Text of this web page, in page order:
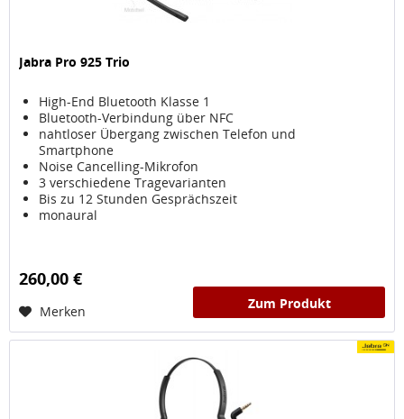
Jabra Pro 925 Trio
High-End Bluetooth Klasse 1
Bluetooth-Verbindung über NFC
nahtloser Übergang zwischen Telefon und
Smartphone
Noise Cancelling-Mikrofon
3 verschiedene Tragevarianten
Bis zu 12 Stunden Gesprächszeit
monaural
260,00 €
Merken Zum Produkt